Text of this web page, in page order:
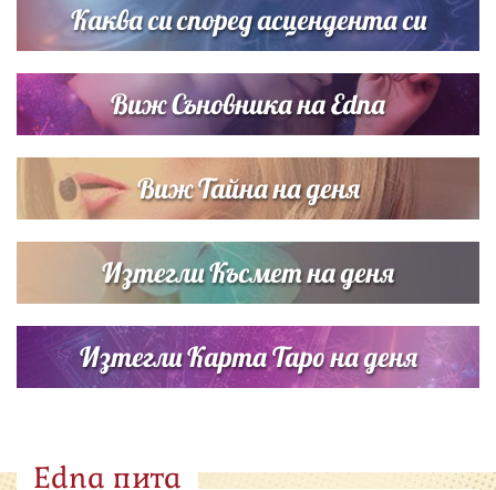
Каква си според асцендента си
Виж Съновника на Edna
Виж Тайна на деня
Изтегли Късмет на деня
Изтегли Карта Таро на деня
Edna пита